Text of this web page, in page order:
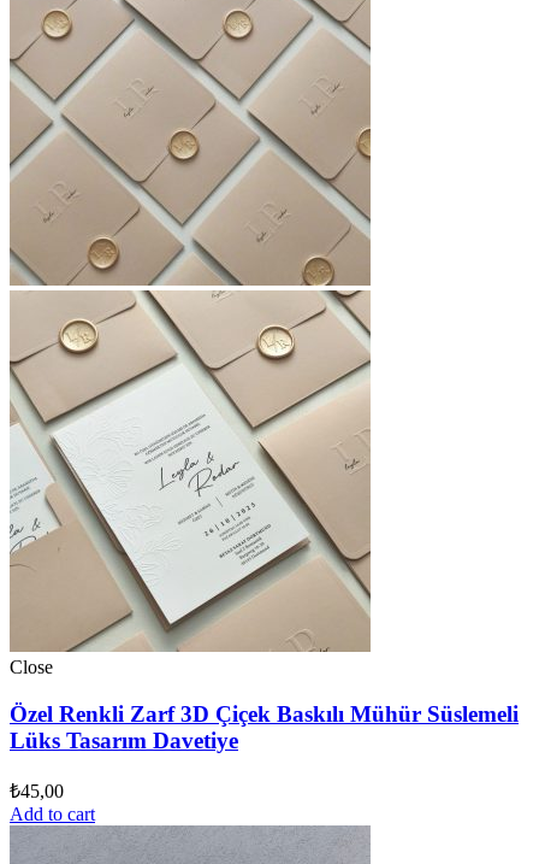
Close
Özel Renkli Zarf 3D Çiçek Baskılı Mühür Süslemeli
Lüks Tasarım Davetiye
₺45,00
Add to cart